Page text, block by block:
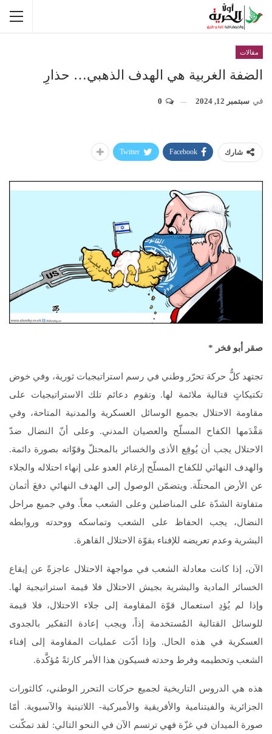
مقالات
الضفة الغربية هي الهدف الذهبي… حذارِ
في سبتمبر 12, 2024
شارك Facebook
Twitter
صقر أبو فخر *
تجتهد كلُّ حركة تحرّر وطني في رسم استراتيجيات ثورية، وفي خوض
تكتيكاتٍ قتالية ملائمة لها. وتقوم دعائم تلك الاستراتيجيات على
مقاومة الاحتلال بجميع الوسائل العسكرية والمدنية المتاحة، وفي
مَقْدَمها الكفاح المسلّح والعصيان المدني. وعلى أنّ النضال ضدّ
الاحتلال يجب أن يُوقِع الأذى والخسائر بالمحتلّ وقوّاته بصورة دائمة.
والهدف النهائي للكفاح المسلّح إرغام العدو على إنهاء احتلاله والجلاء
عن الأرض المحتلّة. ويتضمّن الوصول إلى الهدف النهائي دفعَ أثمان
متفاوتة الشدّة على المناضلين وعلى الشعب معاً. وفي جميع مراحل
النضال، يجب الحفاظ على الشعب وتماسكه ووحدته وروابطه
البشرية وعدم تعريضه للإفناء بقوّة الاحتلال القاهرة.
الآن، إذا كانت معادلة الشعب في مواجهة الاحتلال عاجزةً عن إيقاع
الخسائر المادية والبشرية بجيش الاحتلال فلا قيمة استراتيجية لها.
وإذا لم يُؤدِ استعمال قوّة المقاومة إلى جلاء الاحتلال، فلا قيمة
للوسائل القتالية المُستخدمة إذاً، ويجب إعادة التفكير بالجدوى
العسكرية في هذه الحال. وإذا أدّت عمليات المقاومة إلى إفناء
الشعب وتحطيمه وفرط وحدته فسيكون هذا الأمر كارثةً مُؤكَّدة.
هذه هي الدروس التاريخية لجميع حركات التحرر الوطني، كالثورات
الجزائرية والفيتنامية والأفريقية والأميركية- اللاتينية والآسيوية. أمّا
صورة الميدان في غزّة فهي ترتسم الآن في النحو التالي: لقد تمكّنت